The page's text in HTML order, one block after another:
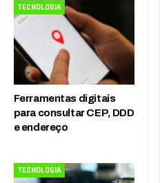
TECNOLOGIA
Ferramentas digitais
para consultar CEP, DDD
e endereço
TECNOLOGIA